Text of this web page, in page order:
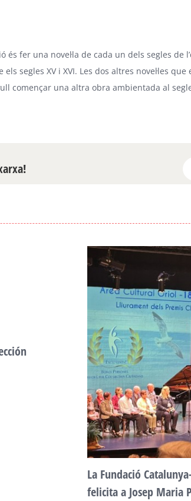
és fer una novel·la de cada un dels segles de
segles XV i XVI. Les dos altres novel·les
començar una altra obra ambientada al
La Fundació
felicita a Josep Maria